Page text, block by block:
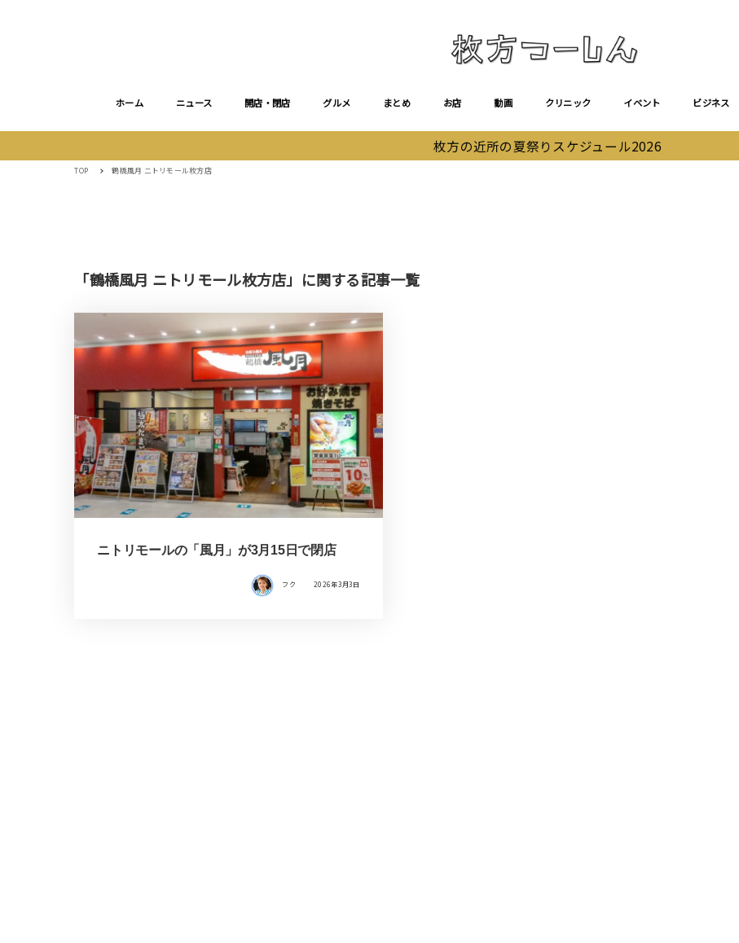
ホーム ニュース 開店・閉店 グルメ まとめ お店 動画 クリニック イベント ビジネス
枚方の近所の夏祭りスケジュール2026
TOP 鶴橋風月 ニトリモール枚方店
「鶴橋風月 ニトリモール枚方店」に関する記事一覧
ニトリモールの「風月」が3月15日で閉店
フク 2026年3月3日